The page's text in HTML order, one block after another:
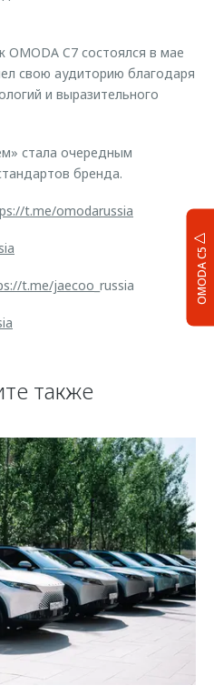
OMODA C5
C7 состоялся в мае
свою аудиторию благодаря
и выразительного
стала очередным
бренда.
t.me/omodarussia
t.me/jaecoo _russia
также